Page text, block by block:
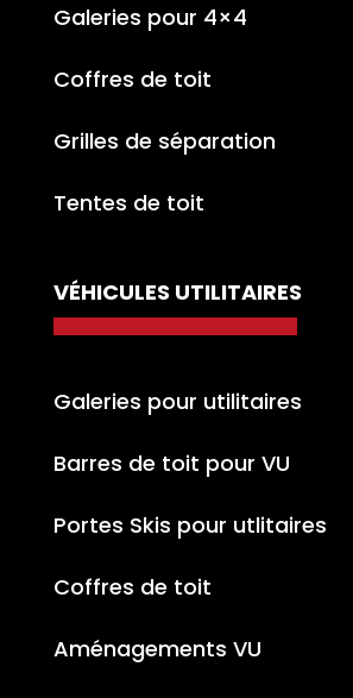
Galeries pour 4×4
Coffres de toit
Grilles de séparation
Tentes de toit
VÉHICULES UTILITAIRES
Galeries pour utilitaires
Barres de toit pour VU
Portes Skis pour utlitaires
Coffres de toit
Aménagements VU